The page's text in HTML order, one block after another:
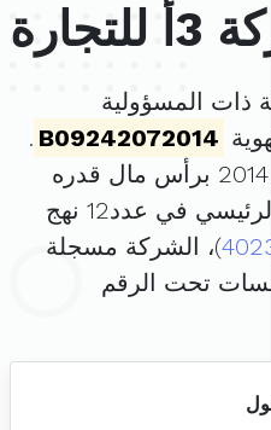
ذات المسؤولية
B09242072014
.
، ويقع مقرها الرئيسي في عدد12 نهج
)، الشركة مسجلة
تحت الرقم